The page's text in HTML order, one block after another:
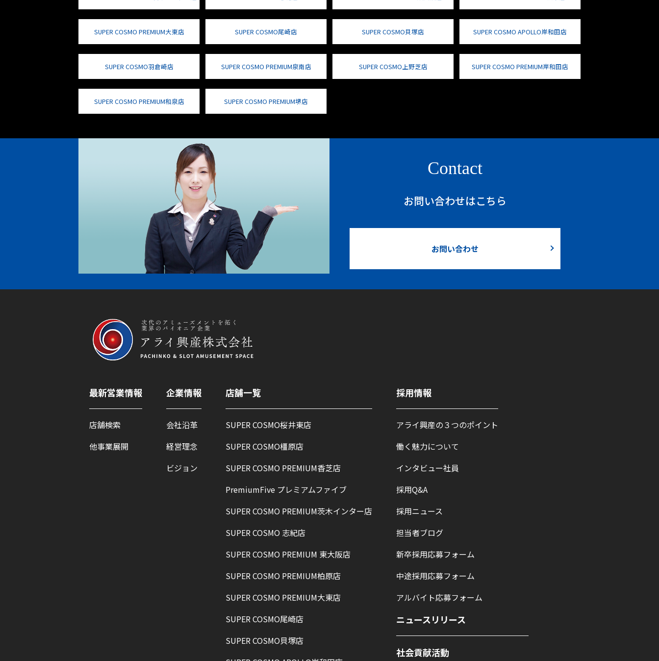
SUPER COSMO PREMIUM大東店 SUPER COSMO尾崎店 SUPER COSMO貝塚店 SUPER COSMO APOLLO岸和田店
SUPER COSMO羽倉崎店 SUPER COSMO PREMIUM泉南店 SUPER COSMO上野芝店 SUPER COSMO PREMIUM岸和田店
SUPER COSMO PREMIUM和泉店 SUPER COSMO PREMIUM堺店
Contact
お問い合わせはこちら
お問い合わせ
最新営業情報
店舗検索
他事業展開
企業情報
会社沿革
経営理念
ビジョン
店舗一覧
SUPER COSMO桜井東店
SUPER COSMO橿原店
SUPER COSMO PREMIUM香芝店
PremiumFive プレミアムファイブ
SUPER COSMO PREMIUM茨木インター店
SUPER COSMO 志紀店
SUPER COSMO PREMIUM 東大阪店
SUPER COSMO PREMIUM柏原店
SUPER COSMO PREMIUM大東店
SUPER COSMO尾崎店
SUPER COSMO貝塚店
採用情報
アライ興産の３つのポイント
働く魅力について
インタビュー社員
採用Q&A
採用ニュース
担当者ブログ
新卒採用応募フォーム
中途採用応募フォーム
アルバイト応募フォーム
ニュースリリース
社会貢献活動